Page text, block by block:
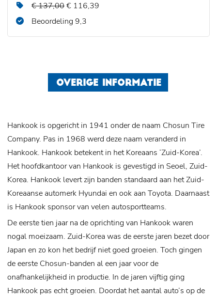
€ 137,00€ 116,39
Beoordeling 9,3
OVERIGE INFORMATIE
Hankook is opgericht in 1941 onder de naam Chosun Tire
Company. Pas in 1968 werd deze naam veranderd in
Hankook. Hankook betekent in het Koreaans ‘Zuid-Korea’.
Het hoofdkantoor van Hankook is gevestigd in Seoel, Zuid-
Korea. Hankook levert zijn banden standaard aan het Zuid-
Koreaanse automerk Hyundai en ook aan Toyota. Daarnaast
is Hankook sponsor van velen autosportteams.
De eerste tien jaar na de oprichting van Hankook waren
nogal moeizaam. Zuid-Korea was de eerste jaren bezet door
Japan en zo kon het bedrijf niet goed groeien. Toch gingen
de eerste Chosun-banden al een jaar voor de
onafhankelijkheid in productie. In de jaren vijftig ging
Hankook pas echt groeien. Doordat het aantal auto’s op de